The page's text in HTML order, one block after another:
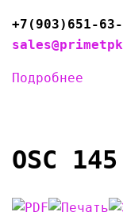
+7(903)651-
Подробнее
OSC 145